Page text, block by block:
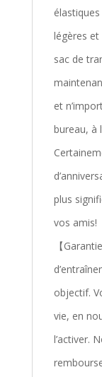
légères
sac de
et
bureau, à
plus
vos amis!
【
objectif.
vie, en
l’activer.